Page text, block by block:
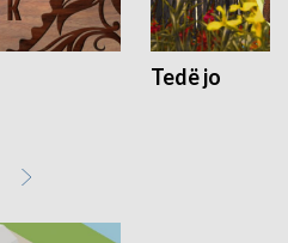
Tedë jo